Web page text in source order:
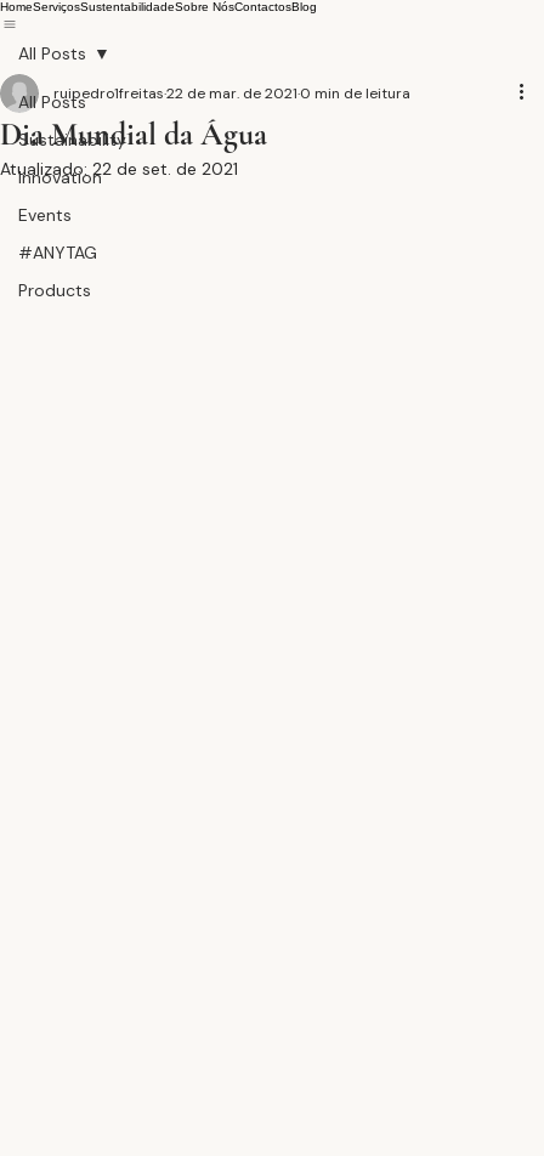
HomeServiçosSustentabilidadeSobre NósContactosBlog
All Posts
Sustainability
Innovation
Events
#ANYTAG
Products
All Posts
Dia Mundial da Água
ruipedro1freitas22 de mar. de 2021 0 min de leitura
Atualizado: 22 de set. de 2021